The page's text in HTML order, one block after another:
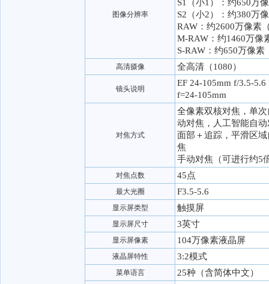
图像分辨率
S1（小1）：约650万
S2（小2）：约380万
RAW：约2600万像素
M-RAW：约1460万像
S-RAW：约650万像素
高清摄像 全高清（1080）
镜头说明
EF 24-105mm f/3.5-
f=24-105mm
对焦方式
全像素双核对焦，单
动对焦，人工智能自
面部＋追踪，平滑区
焦
手动对焦（可进行约5
对焦点数 45点
最大光圈 F3.5-5.6
显示屏类型 触摸屏
显示屏尺寸 3英寸
显示屏像素 104万像素液晶屏
液晶屏特性 3:2模式
菜单语言 25种（含简体中文）